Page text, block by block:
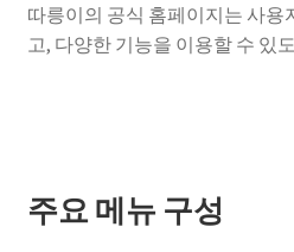
따릉이의 공식 홈페이지는 사용
고, 다양한 기능을 이용할 수 있
주요 메뉴 구성